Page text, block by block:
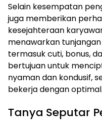
Selain kesempatan
juga memberikan
kesejahteraan
menawarkan
termasuk cuti, bonus,
bertujuan untuk
nyaman dan kondusif,
bekerja dengan optimal.
Tanya Seputar